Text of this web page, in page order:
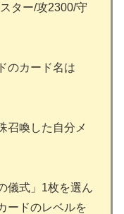
ター/攻2300/守
のカード名は
召喚した自分メ
儀式」1枚を選ん
ードのレベルを